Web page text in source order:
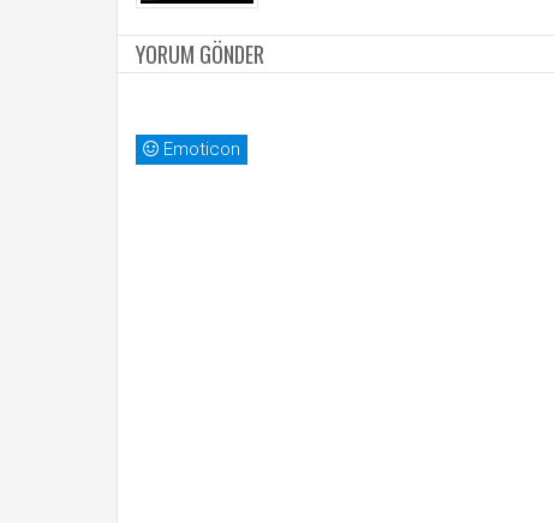
YORUM GÖNDER
Emoticon